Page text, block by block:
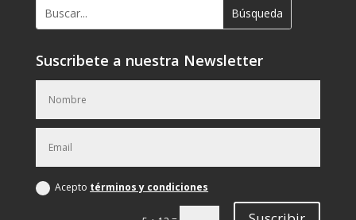
Suscribete a nuestra Newsletter
Acepto términos y condiciones